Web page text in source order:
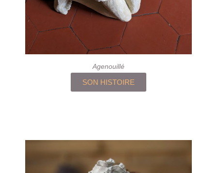
Agenouillé
SON HISTOIRE